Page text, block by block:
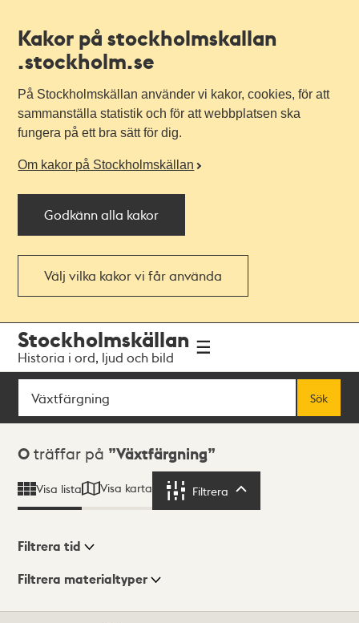
Kakor på stockholmskallan
.stockholm.se
På Stockholmskällan använder vi kakor, cookies, för att
sammanställa statistik och för att webbplatsen ska
fungera på ett bra sätt för dig.
Om kakor på Stockholmskällan
Godkänn alla kakor
Välj vilka kakor vi får använda
navigationen
huvudinnehållet
Stockholmskällan
Historia i ord, ljud och bild
Sök
Sök
Sökresultat
0 träffar på Växtfärgning
Visa lista Visa karta Filtrera
Visningsläge
Filtrera tid
Filtrera materialtyper